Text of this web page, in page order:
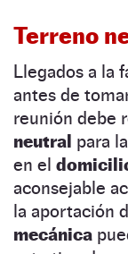
Terreno
Llegados a la
antes de
reunión debe
neutral para
en el
aconsejable
la aportación
mecánica